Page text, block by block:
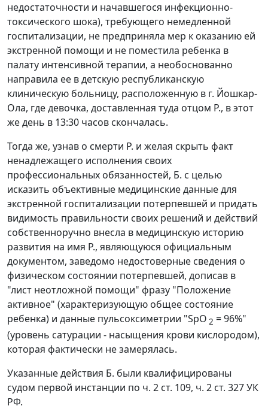
недостаточности и начавшегося инфекционно-
токсического шока), требующего немедленной
госпитализации, не предприняла мер к оказанию ей
экстренной помощи и не поместила ребенка в
палату интенсивной терапии, а необоснованно
направила ее в детскую республиканскую
клиническую больницу, расположенную в г. Йошкар-
Ола, где девочка, доставленная туда отцом Р., в этот
же день в 13:30 часов скончалась.
Тогда же, узнав о смерти Р. и желая скрыть факт
ненадлежащего исполнения своих
профессиональных обязанностей, Б. с целью
исказить объективные медицинские данные для
экстренной госпитализации потерпевшей и придать
видимость правильности своих решений и действий
собственноручно внесла в медицинскую историю
развития на имя Р., являющуюся официальным
документом, заведомо недостоверные сведения о
физическом состоянии потерпевшей, дописав в
"лист неотложной помощи" фразу "Положение
активное" (характеризующую общее состояние
ребенка) и данные пульсоксиметрии "SpO 2 = 96%"
(уровень сатурации - насыщения крови кислородом),
которая фактически не замерялась.
Указанные действия Б. были квалифицированы
судом первой инстанции по ч. 2 ст. 109, ч. 2 ст. 327 УК
РФ.